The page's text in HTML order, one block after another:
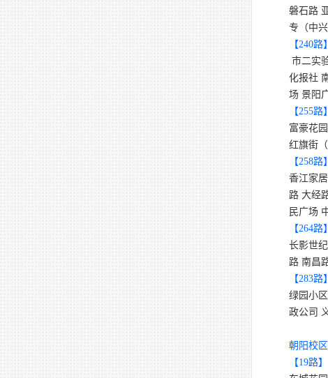
磐石路
专（中
【240路】
市二实
化报社
场 景阳
【255路】
富豪花
红旗街
【258路】
香江家
路 大经
民广场
【264路】
长影世
路 南昌
【283路】
绿园小
政公司
朝阳校区
【19路】